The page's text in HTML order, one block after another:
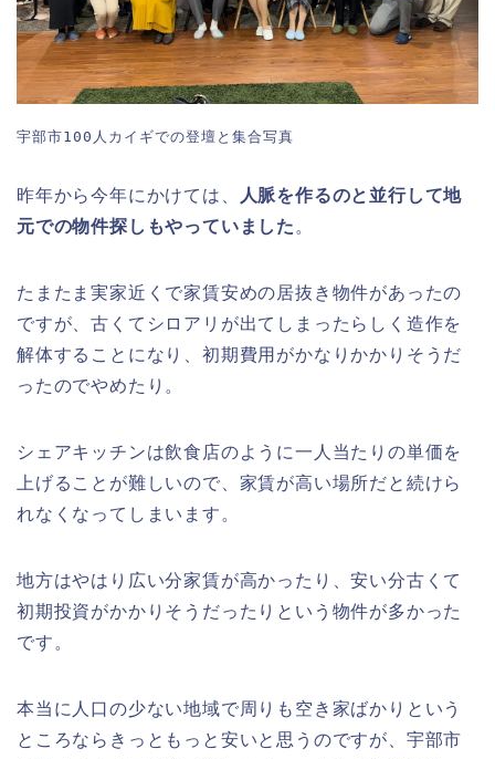
宇部市100人カイギでの登壇と集合写真
昨年から今年にかけては、
人脈を作るのと並行して地
元での物件探しもやっていました。
たまたま実家近くで家賃安めの居抜き物件があったの
ですが、古くてシロアリが出てしまったらしく造作を
解体することになり、初期費用がかなりかかりそうだ
ったのでやめたり。
シェアキッチンは飲食店のように一人当たりの単価を
上げることが難しいので、家賃が高い場所だと続けら
れなくなってしまいます。
地方はやはり広い分家賃が高かったり、安い分古くて
初期投資がかかりそうだったりという物件が多かった
です。
本当に人口の少ない地域で周りも空き家ばかりという
ところならきっともっと安いと思うのですが、宇部市